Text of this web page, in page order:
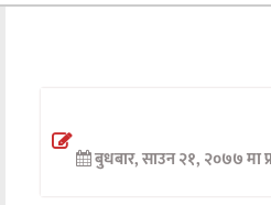
अन्तर्वार्ता
बुधबार, साउन २१, २०७७ मा